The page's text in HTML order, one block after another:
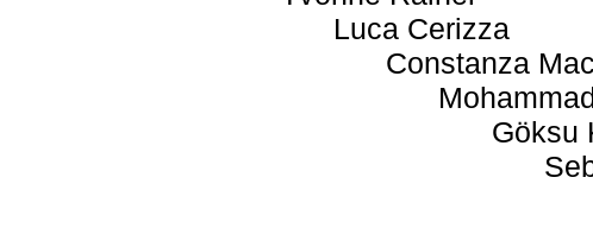
Luca Cerizza
Constanza
Göksu